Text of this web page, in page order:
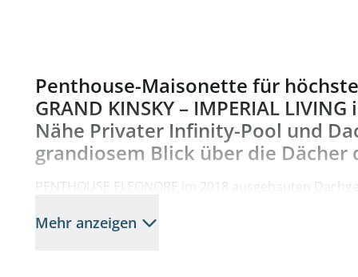
Penthouse-Maisonette für
GRAND KINSKY – IMPERIAL
Nähe Privater Infinity-Pool und
grandiosem Blick über die Dächer
PENTHOUSE ELEONORE im 2018 ausgebauten
Gesamtwohnfläche ca. 329 m² im 5. und 6.
Mehr anzeigen